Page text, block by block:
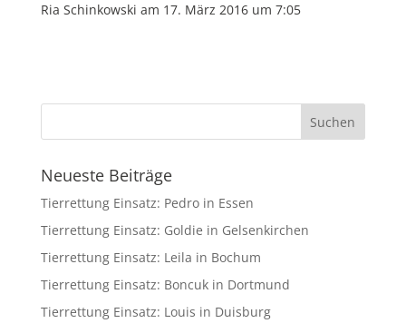
Ria Schinkowski am 17. März 2016 um 7:05
Neueste Beiträge
Tierrettung Einsatz: Pedro in Essen
Tierrettung Einsatz: Goldie in Gelsenkirchen
Tierrettung Einsatz: Leila in Bochum
Tierrettung Einsatz: Boncuk in Dortmund
Tierrettung Einsatz: Louis in Duisburg